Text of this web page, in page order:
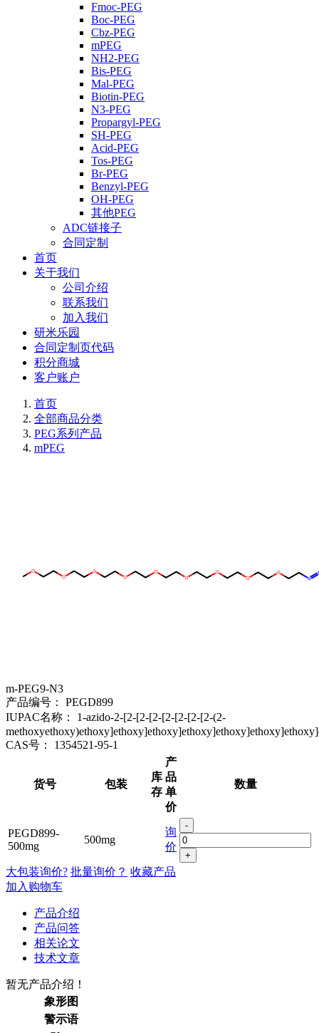
Fmoc-PEG
Boc-PEG
Cbz-PEG
mPEG
NH2-PEG
Bis-PEG
Mal-PEG
Biotin-PEG
N3-PEG
Propargyl-PEG
SH-PEG
Acid-PEG
Tos-PEG
Br-PEG
Benzyl-PEG
OH-PEG
其他PEG
ADC链接子
合同定制
首页
关于我们
公司介绍
联系我们
加入我们
研米乐园
合同定制页代码
积分商城
客户账户
首页
全部商品分类
PEG系列产品
mPEG
m-PEG9-N3
产品编号：
PEGD899
IUPAC名称： 1-azido-2-[2-[2-[2-[2-[2-[2-[2-(2-
CAS号：
1354521-95-1
货号 包装
库
存
产
品
单
价
数量
PEGD899-
500mg
500mg
询
价
-
+
大包装询价? 批量询价？ 收藏产品
加入购物车
产品介绍
产品问答
相关论文
技术文章
暂无产品介绍！
象形图
警示语